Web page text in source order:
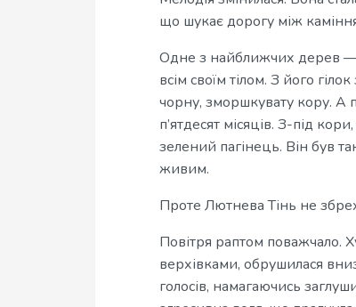
що шукає дорогу між
Одне з найближчих дерев —
всім своїм тілом. З його
чорну, зморшкувату кору. А
п’ятдесят місяців. З-під
зелений пагінець. Він був
живим.
Проте Лютнева Тінь не
Повітря раптом поважчало.
верхівками, обрушилася
голосів, намагаючись